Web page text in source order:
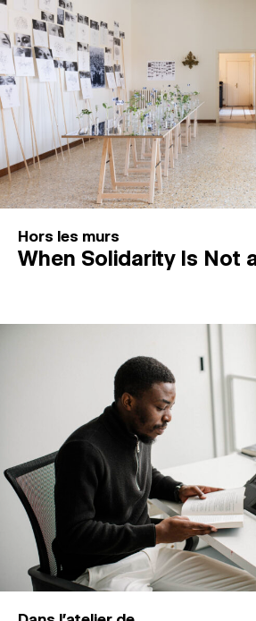
Hors les murs
When Solidarity Is Not